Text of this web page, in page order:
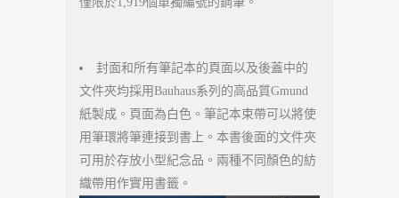
封面和所有筆記本的頁面以及後蓋中的
文件夾均採用Bauhaus系列的高品質Gmund
紙製成。頁面為白色。筆記本束帶可以將使
用筆環將筆連接到書上。本書後面的文件夾
可用於存放小型紀念品。兩種不同顏色的紡
織帶用作實用書籤。